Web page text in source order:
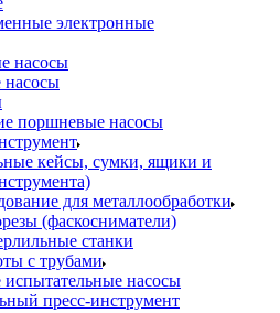
электронные
насосы
насосы
поршневые насосы
кейсы, сумки, ящики и
для металлообработки
(фаскосниматели)
станки
с трубами
испытательные насосы
пресс-инструмент